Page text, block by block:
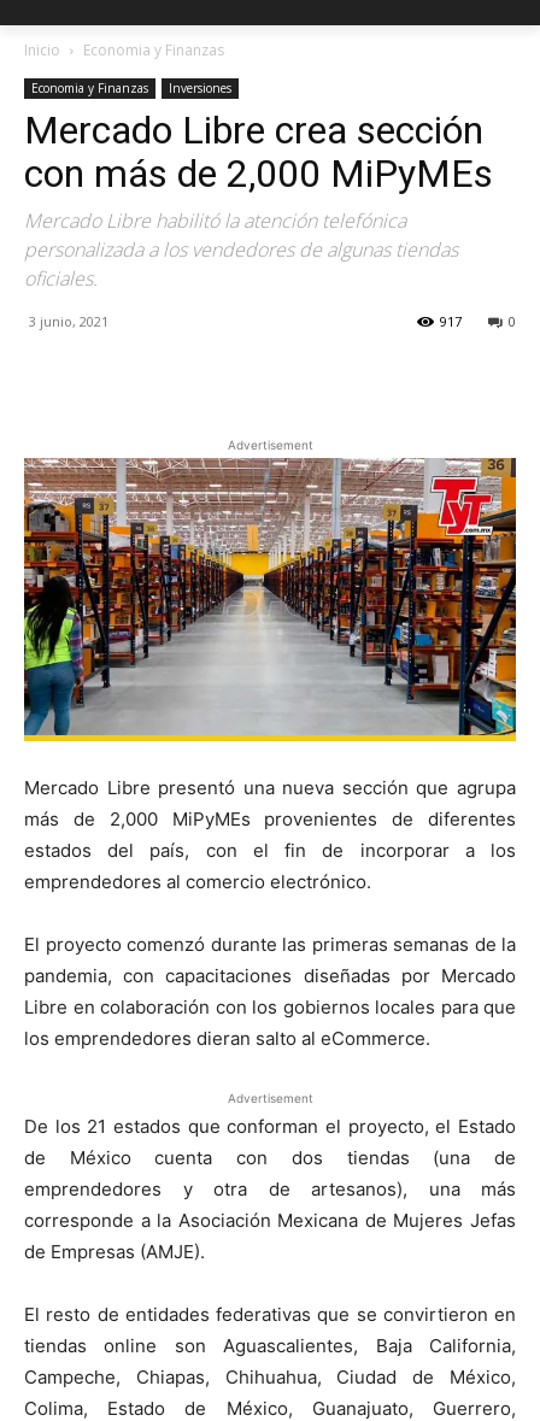
Inicio Economia y Finanzas
Economia y Finanzas Inversiones
Mercado Libre crea sección
con más de 2,000 MiPyMEs
Mercado Libre habilitó la atención telefónica
personalizada a los vendedores de algunas tiendas
oficiales.
3 junio, 2021 0
917
Advertisement
Mercado Libre presentó una nueva sección que agrupa
más de 2,000 MiPyMEs provenientes de diferentes
estados del país, con el fin de incorporar a los
emprendedores al comercio electrónico.
El proyecto comenzó durante las primeras semanas de la
pandemia, con capacitaciones diseñadas por Mercado
Libre en colaboración con los gobiernos locales para que
los emprendedores dieran salto al eCommerce.
Advertisement
De los 21 estados que conforman el proyecto, el Estado
de México cuenta con dos tiendas (una de
emprendedores y otra de artesanos), una más
corresponde a la Asociación Mexicana de Mujeres Jefas
de Empresas (AMJE).
El resto de entidades federativas que se convirtieron en
tiendas online son Aguascalientes, Baja California,
Campeche, Chiapas, Chihuahua, Ciudad de México,
Colima, Estado de México, Guanajuato, Guerrero,